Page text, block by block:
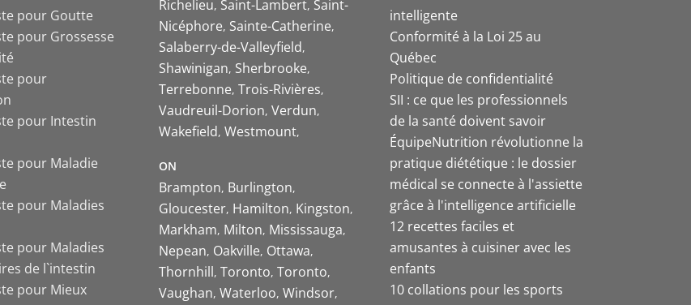
pour Goutte
pour Grossesse
pour
pour Intestin
pour Maladie
pour Maladies
pour Maladies
de l`intestin
pour Mieux
Richelieu Saint-Lambert Saint-
Nicéphore Sainte-Catherine
Salaberry-de-Valleyfield
Shawinigan Sherbrooke
Terrebonne Trois-Rivières
Vaudreuil-Dorion Verdun
Wakefield Westmount
ON
Brampton Burlington
Gloucester Hamilton Kingston
Markham Milton Mississauga
Nepean Oakville Ottawa
Thornhill Toronto Toronto
Vaughan Waterloo Windsor
intelligente
Conformité à la Loi 25 au
Québec
Politique de confidentialité
SII : ce que les professionnels
de la santé doivent savoir
ÉquipeNutrition révolutionne la
pratique diététique : le dossier
médical se connecte à l'assiette
grâce à l'intelligence artificielle
12 recettes faciles et
amusantes à cuisiner avec les
enfants
10 collations pour les sports